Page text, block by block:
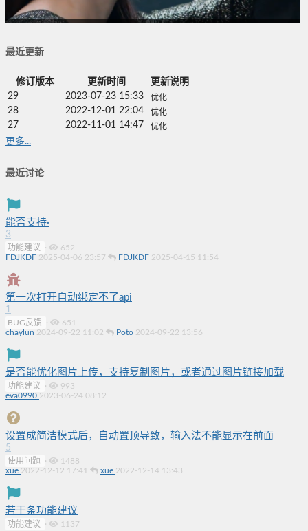
最近更新
修订版本 更新时间
更新说明
29
2023-07-23 15:33 优化
28 2022-12-01 22:04 优化
27 2022-11-01 14:47 优化
更多...
最近讨论
能否支持·
3
功能建议 ·
652
FDJKDF 2025-04-06 23:57 FDJKDF 2025-04-15 11:54
第一次打开自动绑定不了api
1
BUG反馈 ·
651
chaylun 2024-09-22 11:02 Poto 2024-09-22 13:56
是否能优化图片上传，支持复制图片，或者通过图片链接加载
功能建议 ·
993
eva0990 2023-06-24 08:12
设置成简洁模式后，自动置顶导致，输入法不能显示在前面
5
使用问题 ·
1488
xue 2022-12-12 17:41 xue 2022-12-14 13:43
若干条功能建议
功能建议 ·
1137